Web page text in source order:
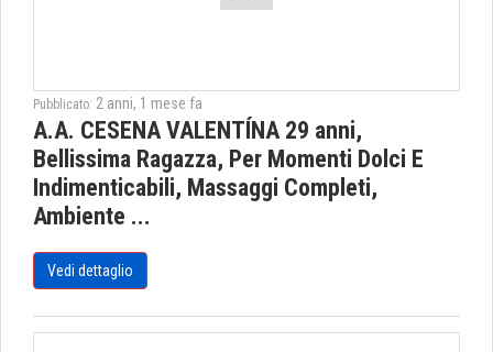
Pubblicato: 2 anni, 1 mese fa
A.A. CESENA VALENTÍNA 29 anni,
Bellissima Ragazza, Per Momenti Dolci E
Indimenticabili, Massaggi Completi,
Ambiente ...
Vedi dettaglio